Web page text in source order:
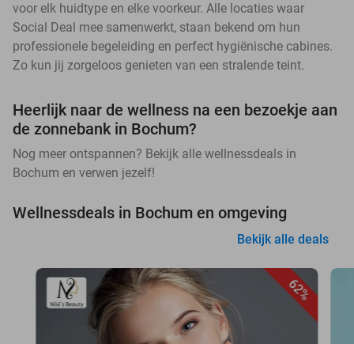
voor elk huidtype en elke voorkeur. Alle locaties waar
Social Deal mee samenwerkt, staan bekend om hun
professionele begeleiding en perfect hygiënische cabines.
Zo kun jij zorgeloos genieten van een stralende teint.
Heerlijk naar de wellness na een bezoekje aan
de zonnebank in Bochum?
Nog meer ontspannen? Bekijk alle wellnessdeals in
Bochum en verwen jezelf!
Wellnessdeals in Bochum en omgeving
Bekijk alle deals
62%